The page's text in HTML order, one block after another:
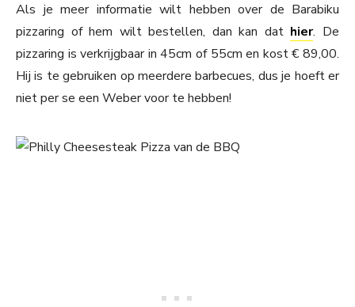
Als je meer informatie wilt hebben over de Barabiku
pizzaring of hem wilt bestellen, dan kan dat hier. De
pizzaring is verkrijgbaar in 45cm of 55cm en kost € 89,00.
Hij is te gebruiken op meerdere barbecues, dus je hoeft er
niet per se een Weber voor te hebben!